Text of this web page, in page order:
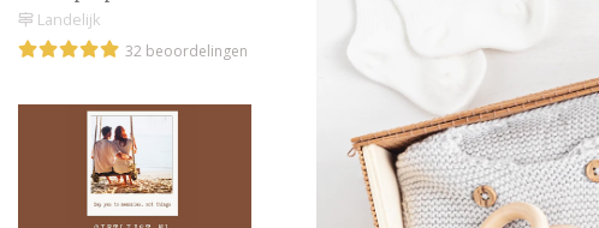
Landelijk
32 beoordelingen